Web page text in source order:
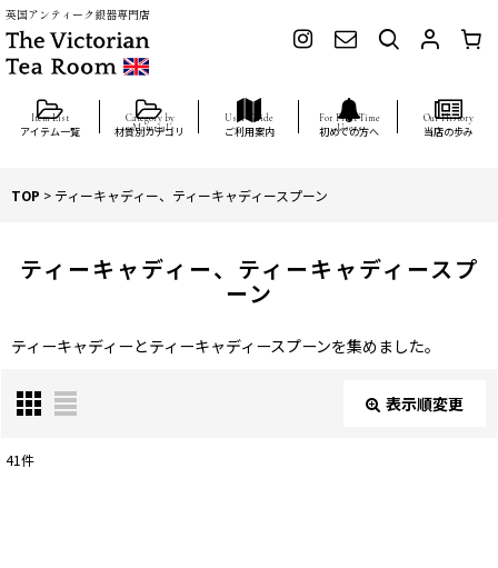
英国アンティーク銀器専門店
アイテム一覧 材質別カテゴリ ご利用案内 初めての方へ 当店の歩み
TOP > ティーキャディー、ティーキャディースプーン
ティーキャディー、ティーキャディースプ
ーン
ティーキャディーとティーキャディースプーンを集めました。
表示順変更
閉じる
41件